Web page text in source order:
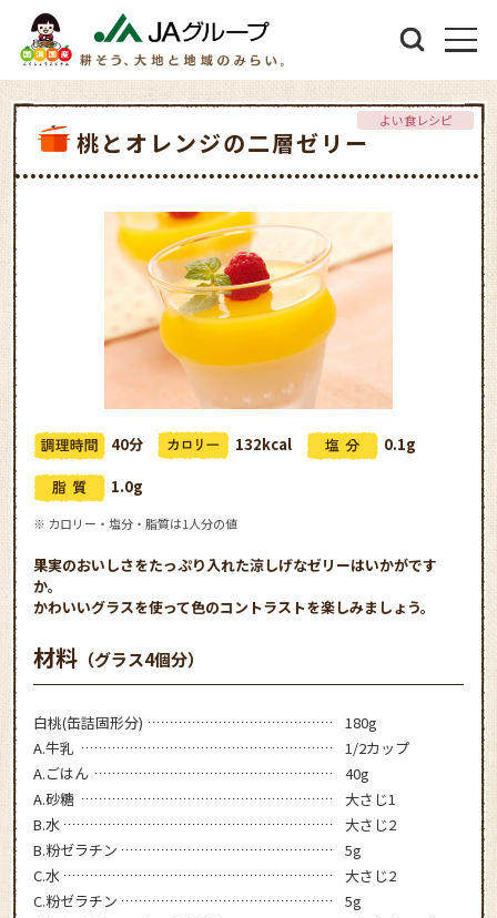
桃とオレンジの二層ゼリー
よい食レシピ
40分 132kcal
0.1g
1.0g
※ カロリー・塩分・脂質は1人分の値
果実のおいしさをたっぷり入れた涼しげなゼリーはいかがです
か。
かわいいグラスを使って色のコントラストを楽しみましょう。
材料 （グラス4個分）
白桃(缶詰固形分)
180g
A.牛乳
1/2カップ
A.ごはん
40g
A.砂糖
大さじ1
B.水
大さじ2
B.粉ゼラチン
5g
C.水
大さじ2
C.粉ゼラチン
5g